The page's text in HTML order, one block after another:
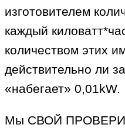
изготовителем
каждый
количеством этих
действительно ли
«набегает» 0,01kW.
Мы СВОЙ